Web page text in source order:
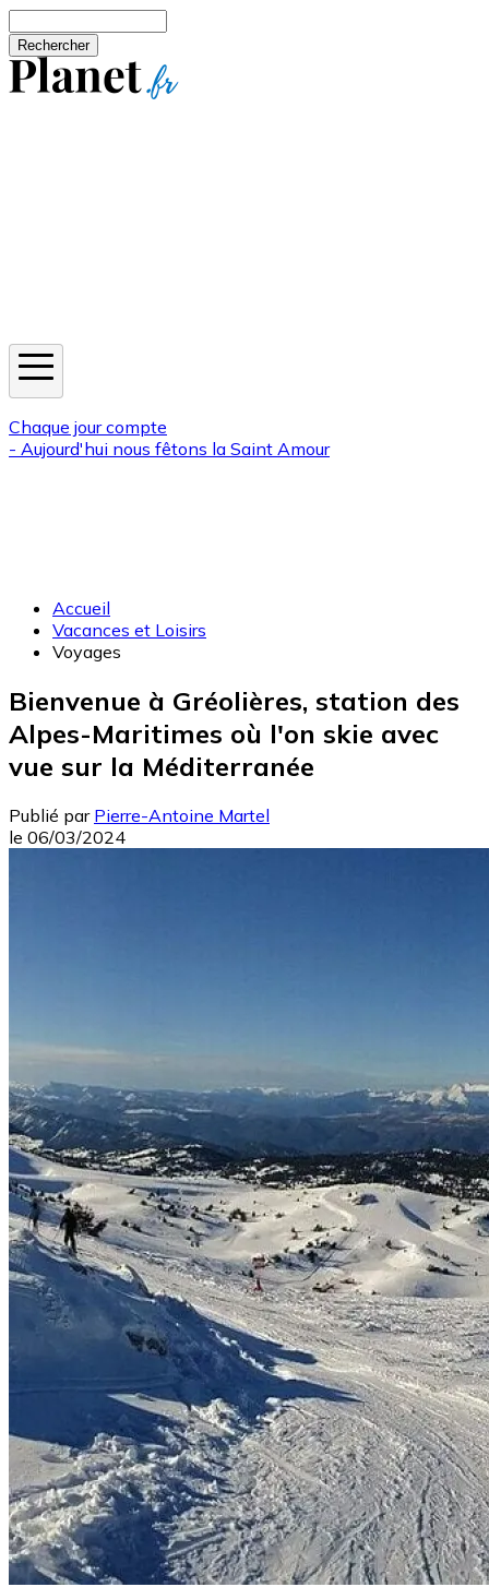
Chaque jour compte
- Aujourd'hui nous fêtons la Saint Amour
Accueil
Vacances et Loisirs
Voyages
Bienvenue à Gréolières, station des
Alpes-Maritimes où l'on skie avec
vue sur la Méditerranée
Publié par Pierre-Antoine Martel
le 06/03/2024